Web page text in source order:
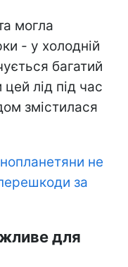
могла
- у холодній
багатий
лід під час
змістилася
не
за
для